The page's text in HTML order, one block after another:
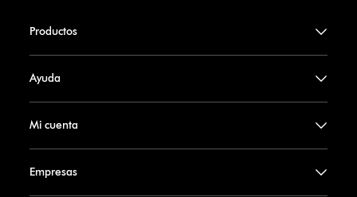
Productos
Ayuda
Mi cuenta
Empresas